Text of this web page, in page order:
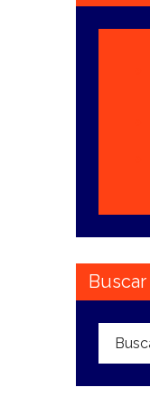
Buscar
Buscar: